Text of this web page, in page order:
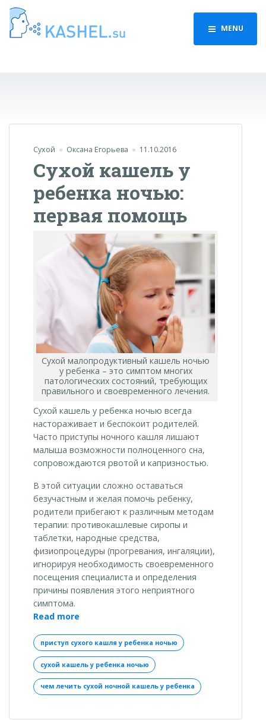
MENU
Сухой Оксана Егорьева 11.10.2016
Сухой кашель у
ребенка ночью:
первая помощь
Сухой малопродуктивный кашель ночью
у ребенка – это симптом многих
патологических состояний, требующих
правильного и своевременного лечения.
Сухой кашель у ребенка ночью всегда
настораживает и беспокоит родителей.
Часто приступы ночного кашля лишают
малыша возможности полноценного сна,
сопровождаются рвотой и капризностью.
В этой ситуации сложно оставаться
безучастным и желая помочь ребенку,
родители прибегают к различным методам
терапии: противокашлевые сиропы и
таблетки, народные средства,
физиопроцедуры (прогревания, ингаляции),
игнорируя необходимость своевременного
посещения специалиста и определения
причины появления этого неприятного
симптома.
Read more
у
ребенка
ночью:
первая
помощь»
приступ сухого кашля у ребенка ночью
сухой кашель у ребенка ночью
чем лечить сухой ночной кашель у ребенка